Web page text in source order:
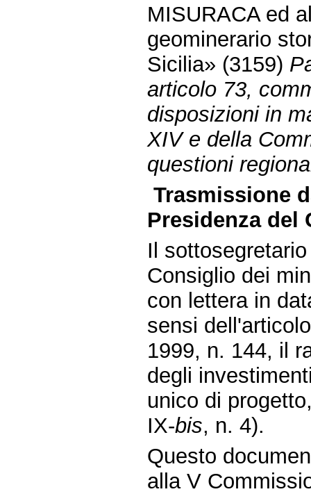
MISURACA ed
geominerario
Sicilia» (3159)
articolo 73,
disposizioni in
XIV e della
questioni
Trasmissione
Presidenza
Il
Consiglio dei
con lettera in
sensi
1999, n. 144, il
degli
unico di
IX-bis, n. 4).
Questo
alla V